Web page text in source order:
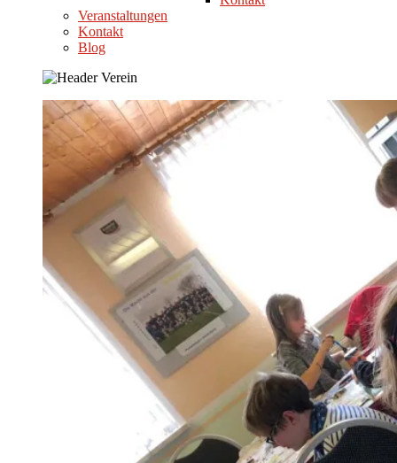
Veranstaltungen
Kontakt
Blog